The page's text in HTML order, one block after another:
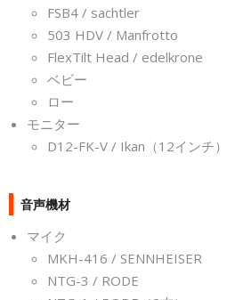
FSB4 / sachtler
503 HDV / Manfrotto
FlexTilt Head / edelkrone
ベビー
ロー
モニター
D12-FK-V / Ikan（12インチ）
音声機材
マイク
MKH-416 / SENNHEISER
NTG-3 / RODE